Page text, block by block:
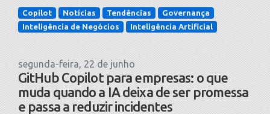
Copilot Notícias Tendências
Governança
Inteligência de Negócios
Inteligência Artificial
segunda-feira, 22 de junho
GitHub Copilot para empresas: o que
muda quando a IA deixa de ser promessa
e passa a reduzir incidentes